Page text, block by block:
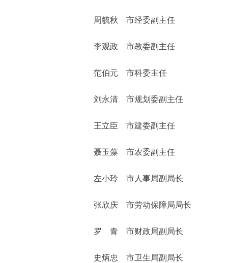
12345网上接诉即办
参与调查
北京概况
ENGLISH
周毓秋 市经委副主任
李观政 市教委副主任
范伯元 市科委主任
刘永清 市规划委副主任
王立臣 市建委副主任
聂玉藻 市农委副主任
左小玲 市人事局副局长
张欣庆 市劳动保障局局长
罗 青 市财政局副局长
史炳忠 市卫生局副局长